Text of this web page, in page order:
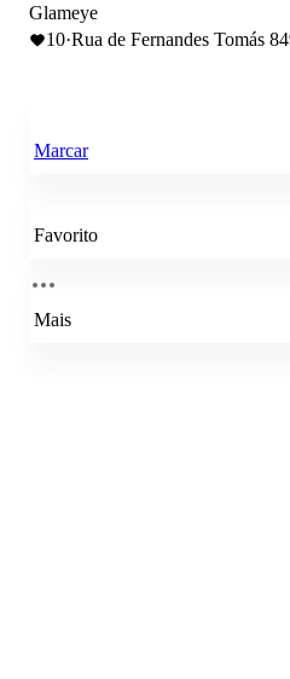
Glameye
10·Rua de Fernandes Tomás
Marcar
Favorito
Mais